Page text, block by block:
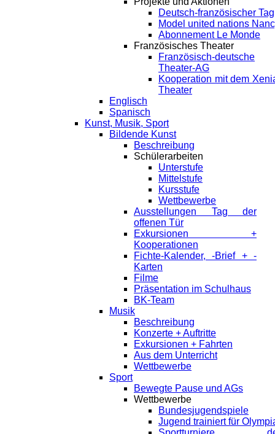
Deutsch-französischer Tag
Model united nations
Abonnement Le Monde
Französisches Theater
Französisch-deutsche
Theater-AG
Kooperation mit dem
Theater
Englisch
Spanisch
Kunst, Musik, Sport
Bildende Kunst
Beschreibung
Schülerarbeiten
Unterstufe
Mittelstufe
Kursstufe
Wettbewerbe
Ausstellungen Tag der
offenen Tür
Exkursionen +
Kooperationen
Fichte-Kalender, -Brief + -
Karten
Filme
Präsentation im Schulhaus
BK-Team
Musik
Beschreibung
Konzerte + Auftritte
Exkursionen + Fahrten
Aus dem Unterricht
Wettbewerbe
Sport
Bewegte Pause und AGs
Wettbewerbe
Bundesjugendspiele
Jugend trainiert für